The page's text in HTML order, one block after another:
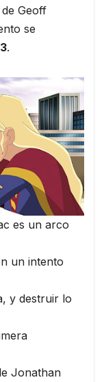
Geoff
se
.
es un arco
un intento
y destruir lo
Jonathan